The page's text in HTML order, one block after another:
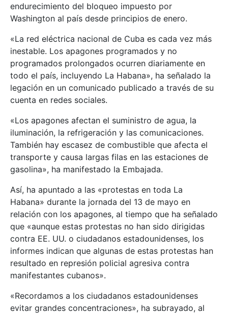
endurecimiento del bloqueo impuesto por
Washington al país desde principios de enero.
«La red eléctrica nacional de Cuba es cada vez más
inestable. Los apagones programados y no
programados prolongados ocurren diariamente en
todo el país, incluyendo La Habana», ha señalado la
legación en un comunicado publicado a través de su
cuenta en redes sociales.
«Los apagones afectan el suministro de agua, la
iluminación, la refrigeración y las comunicaciones.
También hay escasez de combustible que afecta el
transporte y causa largas filas en las estaciones de
gasolina», ha manifestado la Embajada.
Así, ha apuntado a las «protestas en toda La
Habana» durante la jornada del 13 de mayo en
relación con los apagones, al tiempo que ha señalado
que «aunque estas protestas no han sido dirigidas
contra EE. UU. o ciudadanos estadounidenses, los
informes indican que algunas de estas protestas han
resultado en represión policial agresiva contra
manifestantes cubanos».
«Recordamos a los ciudadanos estadounidenses
evitar grandes concentraciones», ha subrayado, al